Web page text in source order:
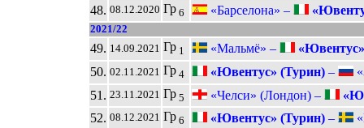
48. 08.12.2020 Гр 6 «Барселона» –
2021/22
49. 14.09.2021 Гр 1 «Мальмё» –
50. 02.11.2021 Гр 4 «Ювентус» (Турин) –
51. 23.11.2021 Гр 5 «Челси» (Лондон) –
52. 08.12.2021 Гр 6 «Ювентус» (Турин) –